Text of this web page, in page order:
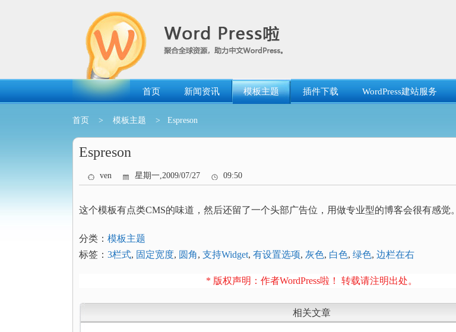
首页 新闻资讯 模板主题 插件下载 WordPress建站服务
首页 > 模板主题 > Espreson
Espreson
ven 星期一,2009/07/27 09:50
这个模板有点类CMS的味道，然后还留了一个头部广告位，用做专业型的博客会很有感觉。
分类： 模板主题
标签： 3栏式, 固定宽度, 圆角, 支持Widget, 有设置选项, 灰色, 白色, 绿色, 边栏在右
* 版权声明：作者WordPress啦！ 转载请注明出处。
相关文章